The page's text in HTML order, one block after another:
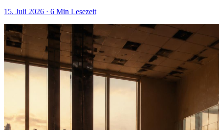
15. Juli 2026 · 6 Min Lesezeit